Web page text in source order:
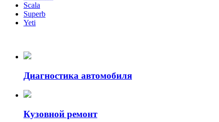
Scala
Superb
Yeti
Диагностика автомобиля
Кузовной ремонт